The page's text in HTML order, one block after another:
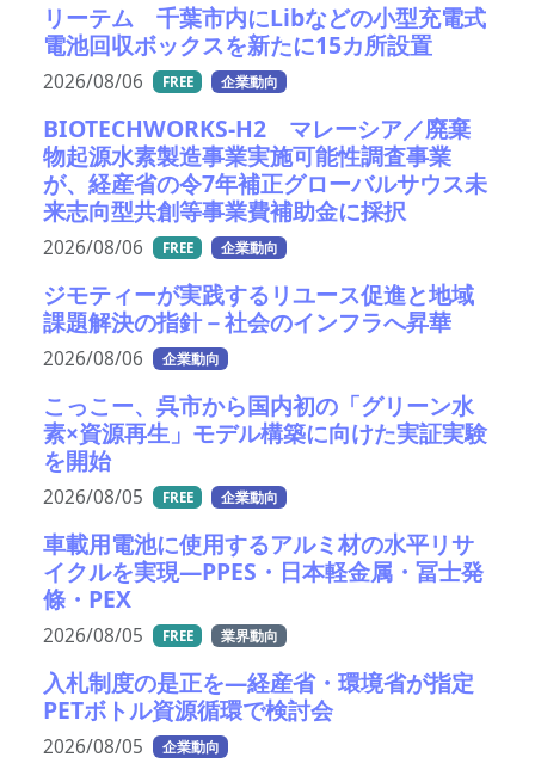
リーテム 千葉市内にLibなどの小型充電式
電池回収ボックスを新たに15カ所設置
2026/08/06 FREE 企業動向
BIOTECHWORKS-H2 マレーシア／廃棄
物起源水素製造事業実施可能性調査事業
が、経産省の令7年補正グローバルサウス未
来志向型共創等事業費補助金に採択
2026/08/06 FREE 企業動向
ジモティーが実践するリユース促進と地域
課題解決の指針－社会のインフラへ昇華
2026/08/06 企業動向
こっこー、呉市から国内初の「グリーン水
素×資源再生」モデル構築に向けた実証実験
を開始
2026/08/05 FREE 企業動向
車載用電池に使用するアルミ材の水平リサ
イクルを実現―PPES・日本軽金属・冨士発
條・PEX
2026/08/05 FREE 業界動向
入札制度の是正を—経産省・環境省が指定
PETボトル資源循環で検討会
2026/08/05 企業動向